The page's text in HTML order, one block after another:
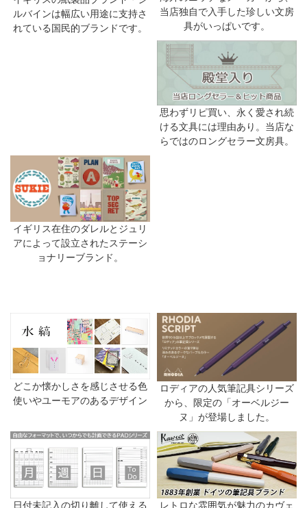
ルバインは幅広い用途に支持さ
れている国民的ブランドです。
当店独自で入手した珍しい文房
具がいっぱいです。
思わずリピ買い、永く愛され続
ける文具には理由あり。当店な
らではのロングセラー文房具。
イギリス在住のダレルとジュリ
アによって設立されたステーシ
ョナリーブランド。
どこか懐かしさを感じさせる色
使いやユーモアのあるデザイン
ロディアの人気筆記具シリーズ
から、限定の「オーベルジー
ヌ」が登場しました。
日付未記入の切り離して使える
レトロな雰囲気が魅力のカヴェ